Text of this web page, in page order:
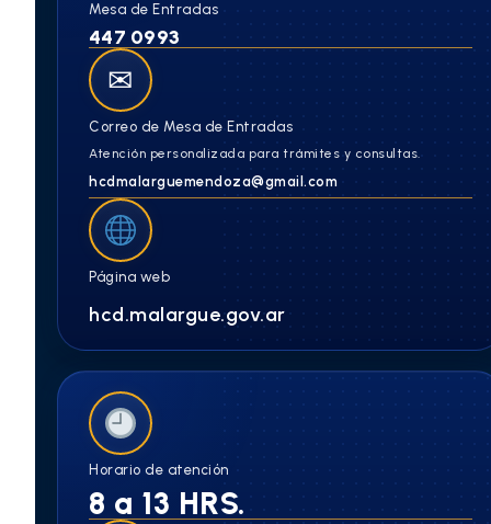
Mesa de Entradas
447 0993
✉
Correo de Mesa de Entradas
Atención personalizada para trámites y consultas.
hcdmalarguemendoza@gmail.com
Página web
hcd.malargue.gov.ar
Horario de atención
8 a 13 HRS.